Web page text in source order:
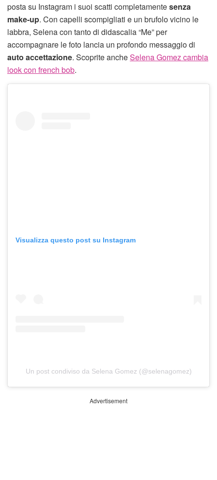
posta su Instagram i suoi scatti completamentesenza
make-up. Con capelli scompigliati e un brufolo vicino le
labbra, Selena con tanto di didascalia “Me” per
accompagnare le foto lancia un profondo messaggio di
auto accettazione. Scoprite ancheSelena Gomez cambia
look con french bob.
Visualizza questo post su Instagram
Un post condiviso da Selena Gomez (@selenagomez)
Advertisement